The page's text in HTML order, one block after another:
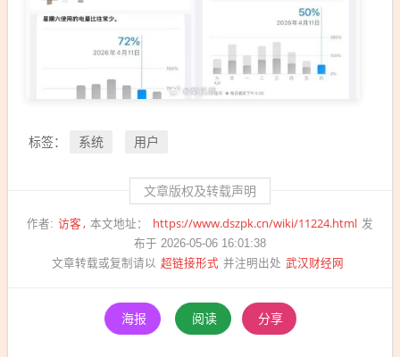
标签： 系统 用户
文章版权及转载声明
作者: 访客 本文地址： https://www.dszpk.cn/wiki/11224.html 发
布于 2026-05-06 16:01:38
文章转载或复制请以 超链接形式 并注明出处 武汉财经网
海报 阅读 分享